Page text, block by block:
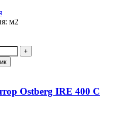
м2
Ostberg IRE 400 C